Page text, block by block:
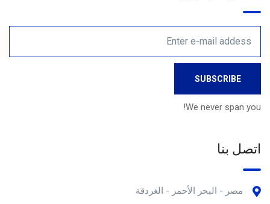
We never span you!
اتصل بنا
مصر - البحر الأحمر - الغردقة